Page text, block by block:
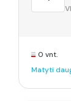
0 vnt.
Matyti